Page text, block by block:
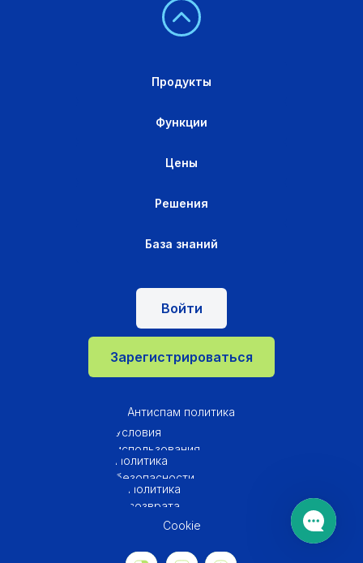
База знаний
Решения
Цены
Функции
Продукты
Условия
использования
Cookie
Антиспам политика
Политика
возврата
Политика
безопасности
Зарегистрироваться
Войти